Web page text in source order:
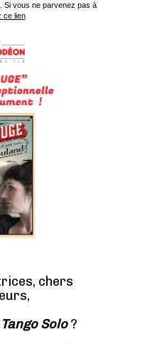
Si vous ne parvenez pas à
ce lien
chers
Tango Solo?